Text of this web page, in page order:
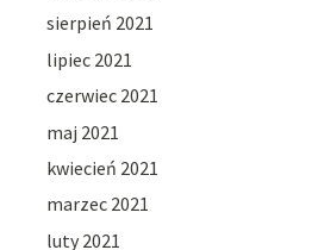
sierpień 2021
lipiec 2021
czerwiec 2021
maj 2021
kwiecień 2021
marzec 2021
luty 2021